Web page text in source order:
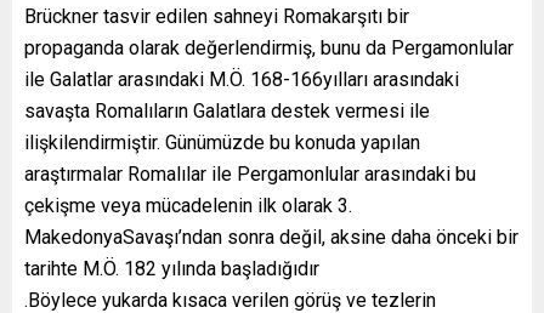
Brückner tasvir edilen sahneyi Romakarşıtı bir
propaganda olarak değerlendirmiş, bunu da Pergamonlular
ile Galatlar arasındaki M.Ö. 168-166yılları arasındaki
savaşta Romalıların Galatlara destek vermesi ile
ilişkilendirmiştir. Günümüzde bu konuda yapılan
araştırmalar Romalılar ile Pergamonlular arasındaki bu
çekişme veya mücadelenin ilk olarak 3.
MakedonyaSavaşı’ndan sonra değil, aksine daha önceki bir
tarihte M.Ö. 182 yılında başladığıdır
.Böylece yukarda kısaca verilen görüş ve tezlerin